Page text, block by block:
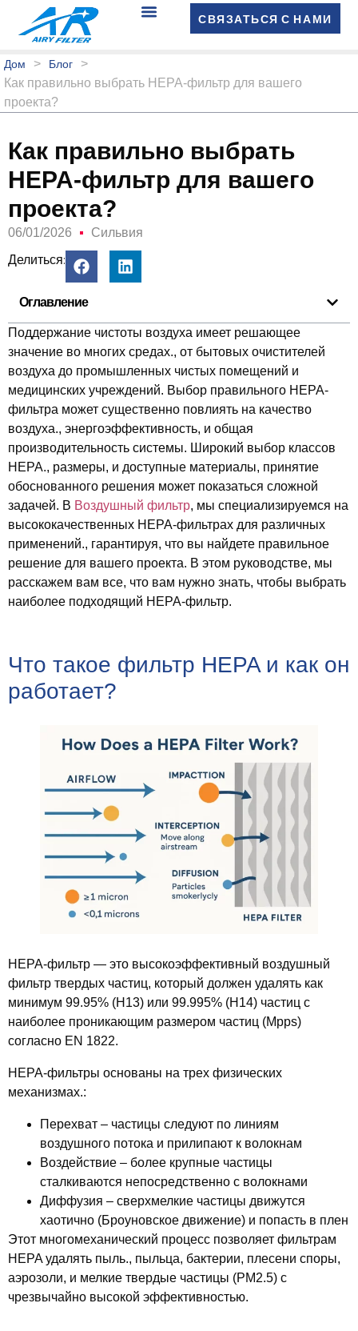
СВЯЗАТЬСЯ С НАМИ
Дом > Блог
>
Как правильно выбрать HEPA-фильтр для вашего
проекта?
Как правильно выбрать
HEPA-фильтр для вашего
проекта?
06/01/2026 Сильвия
Делиться:
Оглавление
Поддержание чистоты воздуха имеет решающее
значение во многих средах., от бытовых очистителей
воздуха до промышленных чистых помещений и
медицинских учреждений. Выбор правильного HEPA-
фильтра может существенно повлиять на качество
воздуха., энергоэффективность, и общая
производительность системы. Широкий выбор классов
HEPA., размеры, и доступные материалы, принятие
обоснованного решения может показаться сложной
задачей. В Воздушный фильтр, мы специализируемся на
высококачественных HEPA-фильтрах для различных
применений., гарантируя, что вы найдете правильное
решение для вашего проекта. В этом руководстве, мы
расскажем вам все, что вам нужно знать, чтобы выбрать
наиболее подходящий HEPA-фильтр.
Что такое фильтр HEPA и как он
работает?
HEPA-фильтр — это высокоэффективный воздушный
фильтр твердых частиц, который должен удалять как
минимум 99.95% (H13) или 99.995% (H14) частиц с
наиболее проникающим размером частиц (Mpps)
согласно EN 1822.
HEPA-фильтры основаны на трех физических
механизмах.:
Перехват – частицы следуют по линиям
воздушного потока и прилипают к волокнам
Воздействие – более крупные частицы
сталкиваются непосредственно с волокнами
Диффузия – сверхмелкие частицы движутся
хаотично (Броуновское движение) и попасть в плен
Этот многомеханический процесс позволяет фильтрам
HEPA удалять пыль., пыльца, бактерии, плесени споры,
аэрозоли, и мелкие твердые частицы (PM2.5) с
чрезвычайно высокой эффективностью.